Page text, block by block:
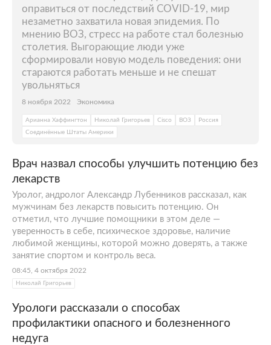
оправиться от последствий COVID-19, мир
незаметно захватила новая эпидемия. По
мнению ВОЗ, стресс на работе стал болезнью
столетия. Выгорающие люди уже
сформировали новую модель поведения: они
стараются работать меньше и не спешат
увольняться
8 ноября 2022 Экономика
Арианна Хаффингтон Николай Григорьев Cisco ВОЗ
Россия
Соединённые Штаты Америки
Врач назвал способы улучшить потенцию без
лекарств
Уролог, андролог Александр Лубенников рассказал, как
мужчинам без лекарств повысить потенцию. Он
отметил, что лучшие помощники в этом деле —
уверенность в себе, психическое здоровье, наличие
любимой женщины, которой можно доверять, а также
занятие спортом и контроль веса.
08:45, 4 октября 2022
Николай Григорьев
Урологи рассказали о способах
профилактики опасного и болезненного
недуга